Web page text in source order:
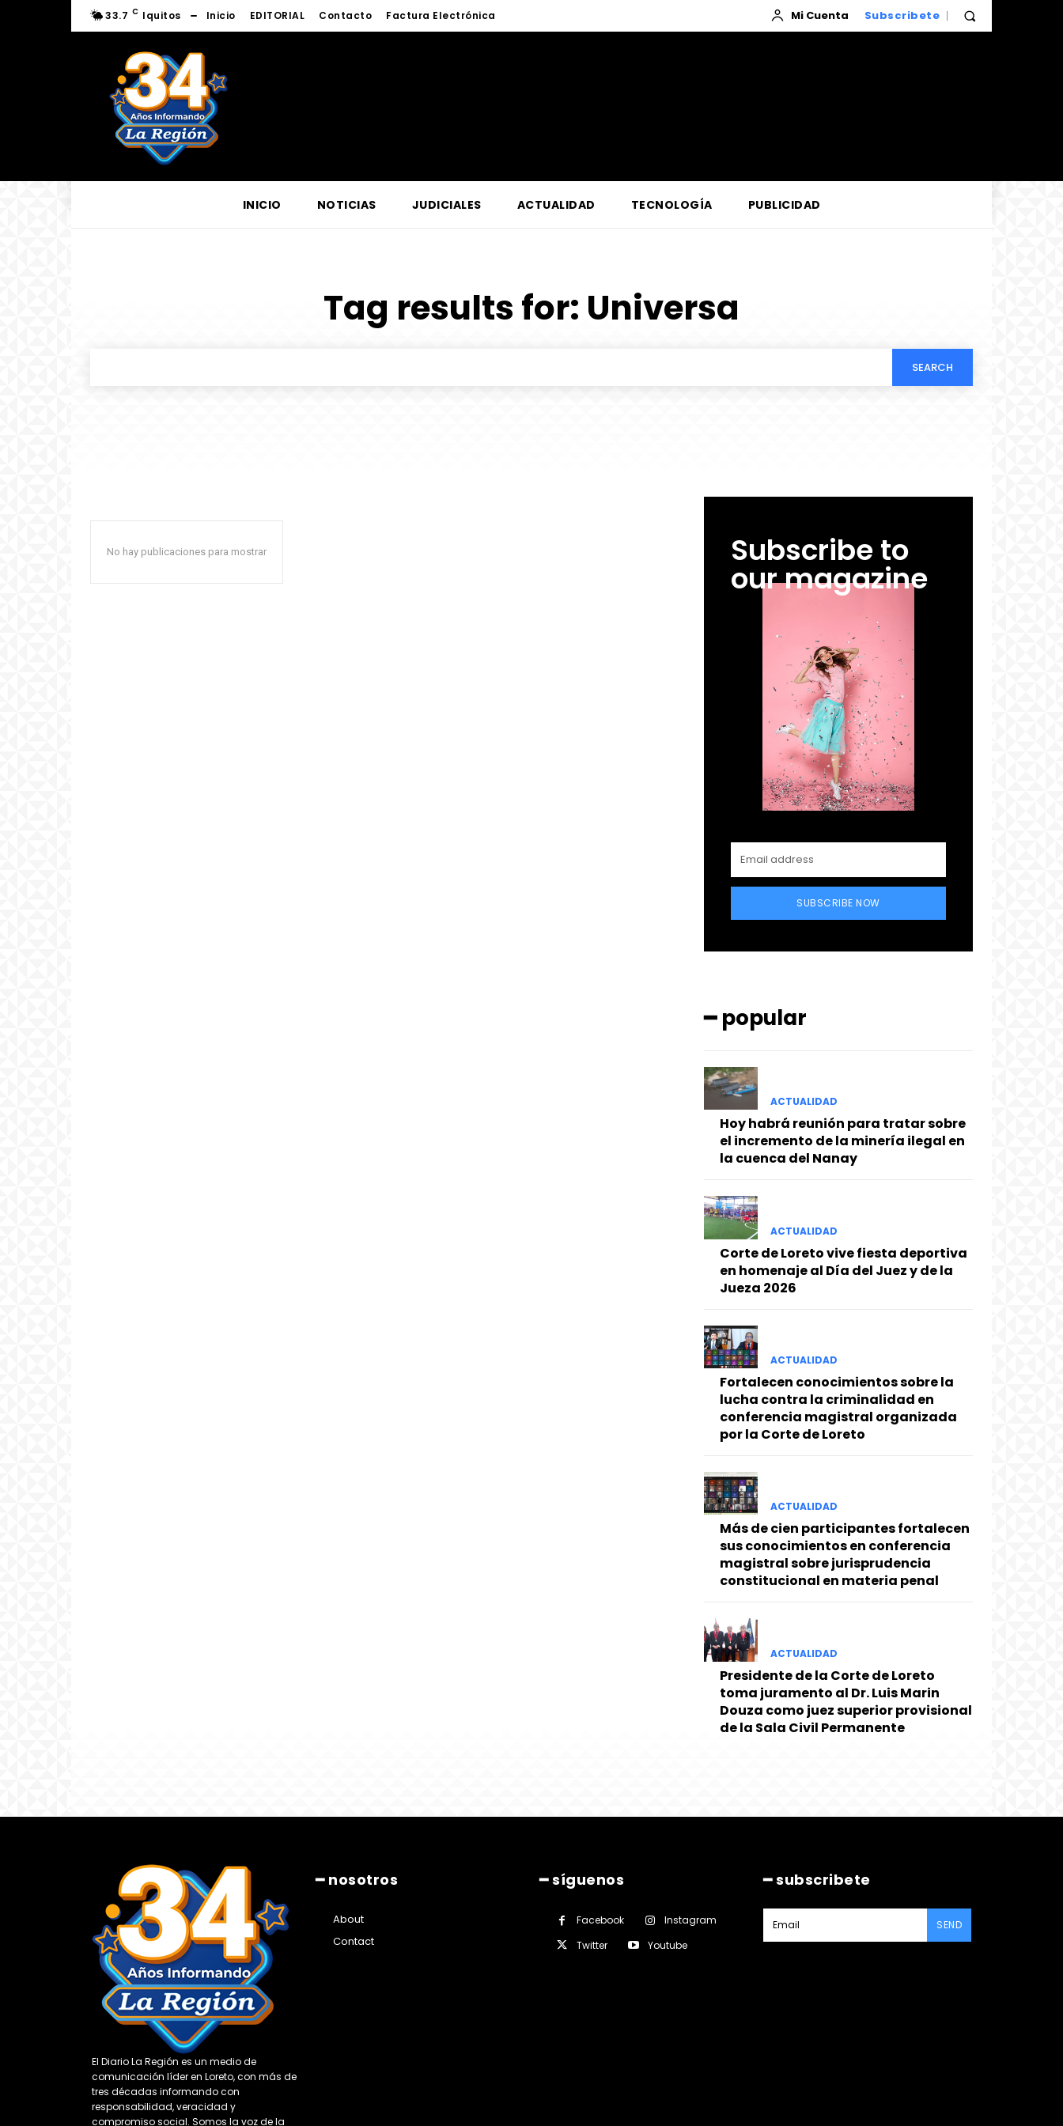
33.7 C Iquitos Inicio EDITORIAL Contacto Factura Electrónica Mi Cuenta Subscribete
INICIO NOTICIAS JUDICIALES ACTUALIDAD TECNOLOGÍA PUBLICIDAD
Tag results for: Universa
SEARCH
No hay publicaciones para mostrar Subscribe to
our magazine
SUBSCRIBE NOW
━ popular
ACTUALIDAD
Hoy habrá reunión para tratar sobre
el incremento de la minería ilegal en
la cuenca del Nanay
ACTUALIDAD
Corte de Loreto vive fiesta deportiva
en homenaje al Día del Juez y de la
Jueza 2026
ACTUALIDAD
Fortalecen conocimientos sobre la
lucha contra la criminalidad en
conferencia magistral organizada
por la Corte de Loreto
ACTUALIDAD
Más de cien participantes fortalecen
sus conocimientos en conferencia
magistral sobre jurisprudencia
constitucional en materia penal
ACTUALIDAD
Presidente de la Corte de Loreto
toma juramento al Dr. Luis Marin
Douza como juez superior provisional
de la Sala Civil Permanente
El Diario La Región es un medio de
comunicación líder en Loreto, con más de
tres décadas informando con
responsabilidad, veracidad y
compromiso social. Somos la voz de la
━ nosotros
About
Contact
━ síguenos
Facebook
Instagram
Twitter
Youtube
━ subscribete
SEND